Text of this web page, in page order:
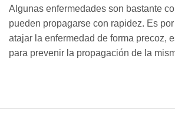
Algunas enfermedades son bastante
pueden propagarse con rapidez. Es
atajar la enfermedad de forma precoz,
para prevenir la propagación de la